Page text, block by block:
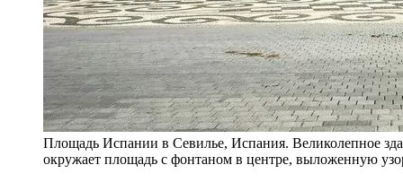
Площадь Испании в Севилье, Испания. Великолепное
окружает площадь с фонтаном в центре, выложенную